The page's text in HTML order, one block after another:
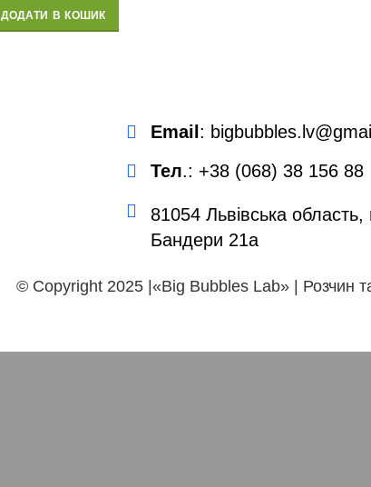
ДОДАТИ В КОШИК
Email :
Тел.: +38 (068) 38 156 88
81054 Львівська
Бандери 21а
© Copyright 2025 |«Big Bubbles Lab» | Розчин